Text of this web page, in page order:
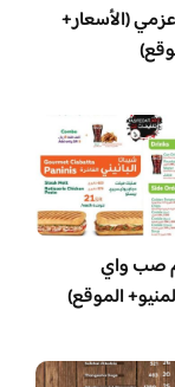
(الأسعار+
صب واي
الموقع)